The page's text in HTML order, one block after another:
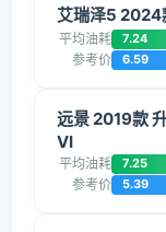
艾瑞泽5 2024
平均油耗 7.24
参考价 6.59
远景 2019款
VI
平均油耗 7.25
参考价 5.39